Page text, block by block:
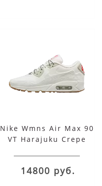
Nike Wmns Air Max 90
VT Harajuku Crepe
14800 руб.